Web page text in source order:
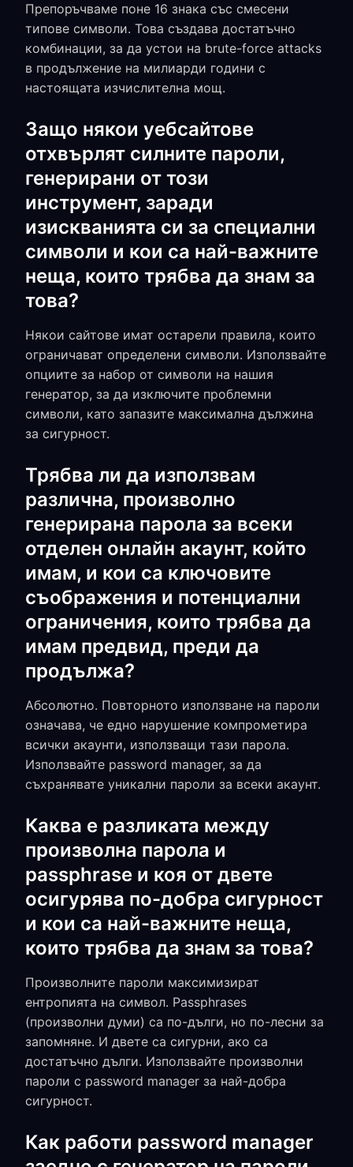
Препоръчваме поне 16 знака със смесени
типове символи. Това създава достатъчно
комбинации, за да устои на brute-force attacks
в продължение на милиарди години с
настоящата изчислителна мощ.
Защо някои уебсайтове
отхвърлят силните пароли,
генерирани от този
инструмент, заради
изискванията си за специални
символи и кои са най-важните
неща, които трябва да знам за
това?
Някои сайтове имат остарели правила, които
ограничават определени символи. Използвайте
опциите за набор от символи на нашия
генератор, за да изключите проблемни
символи, като запазите максимална дължина
за сигурност.
Трябва ли да използвам
различна, произволно
генерирана парола за всеки
отделен онлайн акаунт, който
имам, и кои са ключовите
съображения и потенциални
ограничения, които трябва да
имам предвид, преди да
продължа?
Абсолютно. Повторното използване на пароли
означава, че едно нарушение компрометира
всички акаунти, използващи тази парола.
Използвайте password manager, за да
съхранявате уникални пароли за всеки акаунт.
Каква е разликата между
произволна парола и
passphrase и коя от двете
осигурява по-добра сигурност
и кои са най-важните неща,
които трябва да знам за това?
Произволните пароли максимизират
ентропията на символ. Passphrases
(произволни думи) са по-дълги, но по-лесни за
запомняне. И двете са сигурни, ако са
достатъчно дълги. Използвайте произволни
пароли с password manager за най-добра
сигурност.
Как работи password manager